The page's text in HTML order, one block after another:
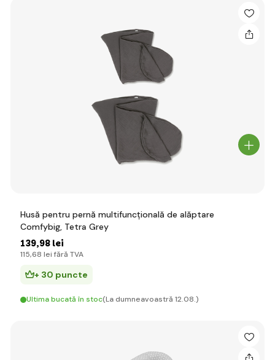
Husă pentru pernă multifuncțională de alăptare
Comfybig, Tetra Grey
139,98 lei
115,68 lei fără TVA
+ 30 puncte
Ultima bucată în stoc(La dumneavoastră 12.08.)